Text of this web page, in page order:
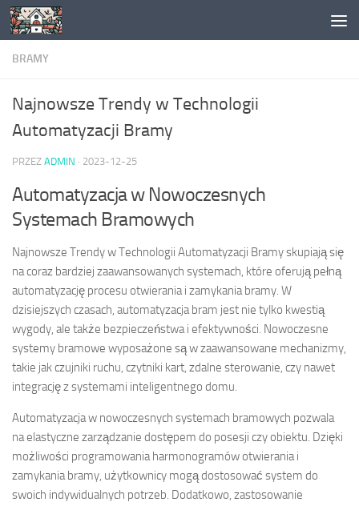
Skip to content
BRAMY
Najnowsze Trendy w Technologii
Automatyzacji Bramy
PRZEZ ADMIN · 2023-12-25
Automatyzacja w Nowoczesnych
Systemach Bramowych
Najnowsze Trendy w Technologii Automatyzacji Bramy skupiają się
na coraz bardziej zaawansowanych systemach, które oferują pełną
automatyzację procesu otwierania i zamykania bramy. W
dzisiejszych czasach, automatyzacja bram jest nie tylko kwestią
wygody, ale także bezpieczeństwa i efektywności. Nowoczesne
systemy bramowe wyposażone są w zaawansowane mechanizmy,
takie jak czujniki ruchu, czytniki kart, zdalne sterowanie, czy nawet
integrację z systemami inteligentnego domu.
Automatyzacja w nowoczesnych systemach bramowych pozwala
na elastyczne zarządzanie dostępem do posesji czy obiektu. Dzięki
możliwości programowania harmonogramów otwierania i
zamykania bramy, użytkownicy mogą dostosować system do
swoich indywidualnych potrzeb. Dodatkowo, zastosowanie